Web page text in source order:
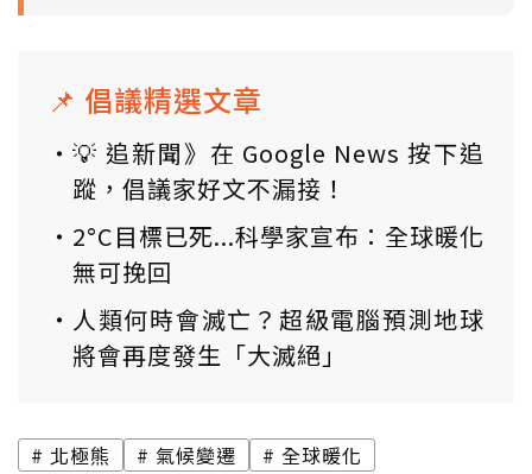
📌 倡議精選文章
💡 追新聞》在 Google News 按下追
蹤，倡議家好文不漏接！
2°C目標已死...科學家宣布：全球暖化
無可挽回
人類何時會滅亡？超級電腦預測地球
將會再度發生「大滅絕」
北極熊 氣候變遷 全球暖化